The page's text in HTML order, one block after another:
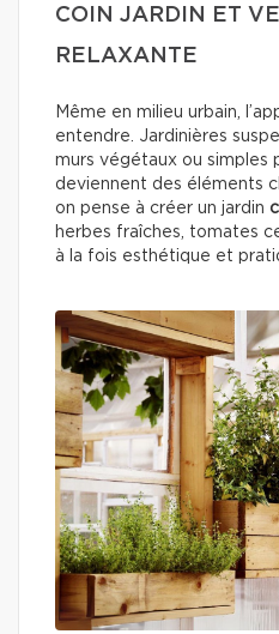
COIN JARDIN ET
RELAXANTE
Même en milieu urbain,
entendre. Jardinières
murs végétaux ou simples
deviennent des éléments
on pense à créer un jardin
herbes fraîches, tomates
à la fois esthétique et